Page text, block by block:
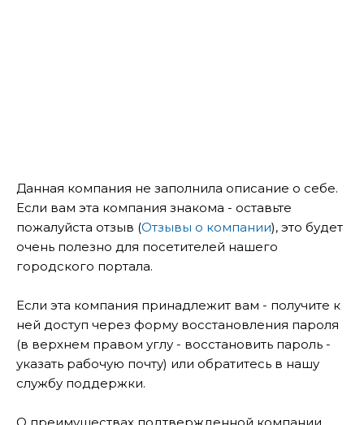
Данная компания не заполнила описание о себе.
Если вам эта компания знакома - оставьте
пожалуйста отзыв (Отзывы о компании), это будет
очень полезно для посетителей нашего
городского портала.
Если эта компания принадлежит вам - получите к
ней доступ через форму восстановления пароля
(в верхнем правом углу - восстановить пароль -
указать рабочую почту) или обратитесь в нашу
службу поддержки.
О преимуществах подтвержденной компании